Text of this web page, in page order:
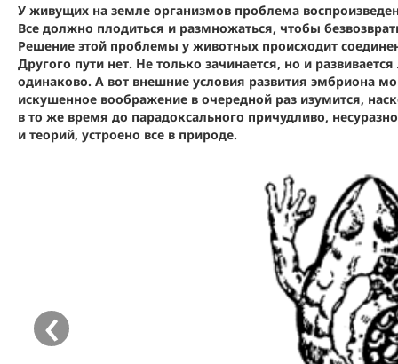
У живущих на земле организмов проблема
Все должно плодиться и размножаться, чтобы
Решение этой проблемы у животных происходит
Другого пути нет. Не только зачинается, но и
одинаково. А вот внешние условия развития эмбриона
искушенное воображение в очередной раз изумится,
в то же время до парадоксального причудливо,
и теорий, устроено все в природе.
‹